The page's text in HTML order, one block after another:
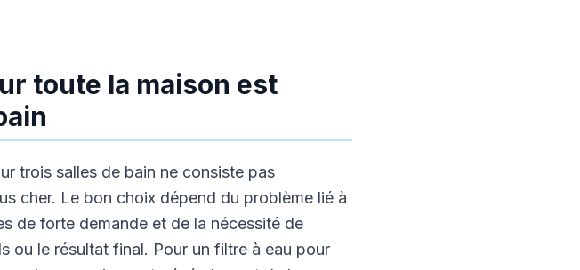
toute la maison est
trois salles de bain ne consiste pas
cher. Le bon choix dépend du problème lié à
de forte demande et de la nécessité de
ou le résultat final. Pour un filtre à eau pour